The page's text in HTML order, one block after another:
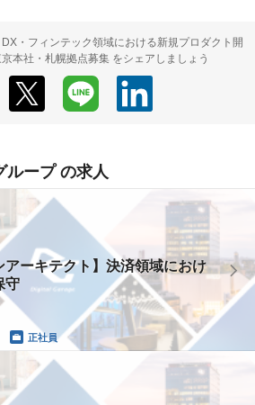
DX・フィンテック領域における新規プロダクト開
本社・札幌拠点募集 をシェアしましょう
ループ の求人
ーキテクト】決済領域におけ
守
正社員